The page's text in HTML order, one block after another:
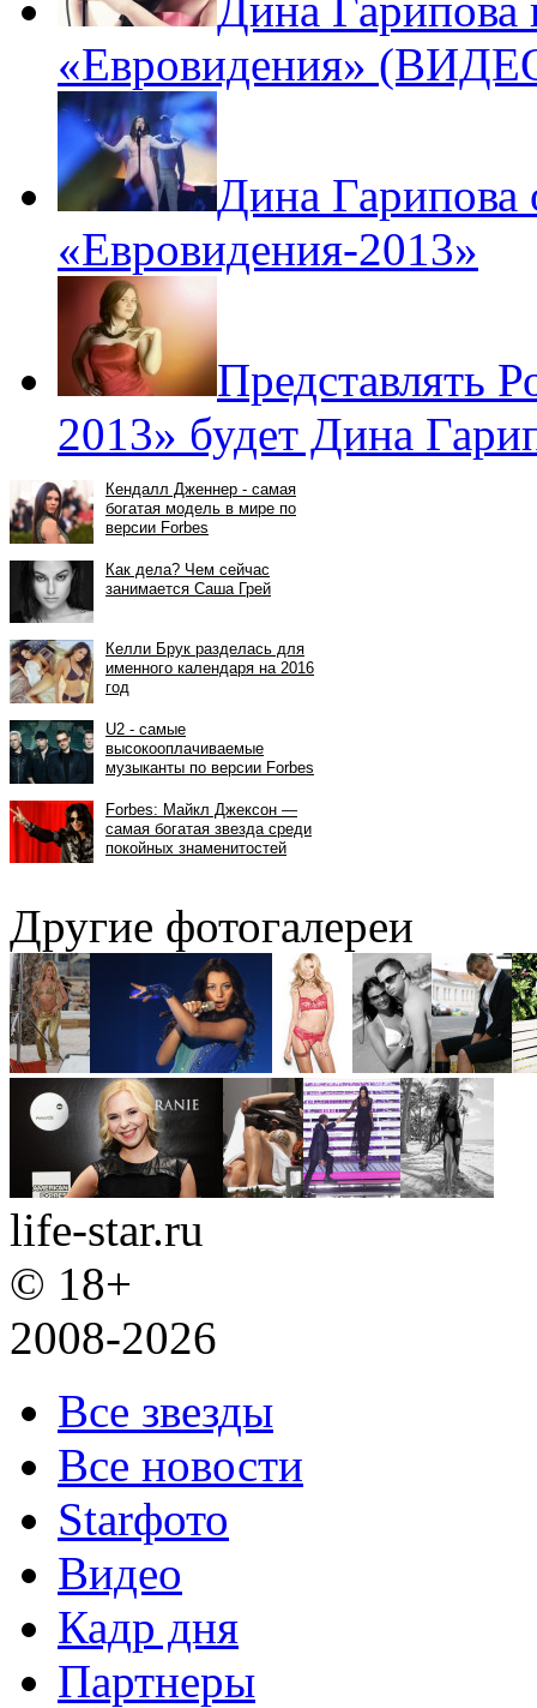
«Евровидения»
Дина Гарипова
«Евровидения-2013»
Представлять
2013» будет Дина
Другие фотогалереи
life-star.ru
© 18+
2008-2026
Все звезды
Все новости
Starфото
Видео
Кадр дня
Партнеры